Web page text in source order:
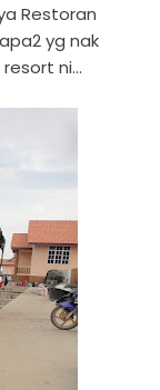
Restoran
yg nak
ni...